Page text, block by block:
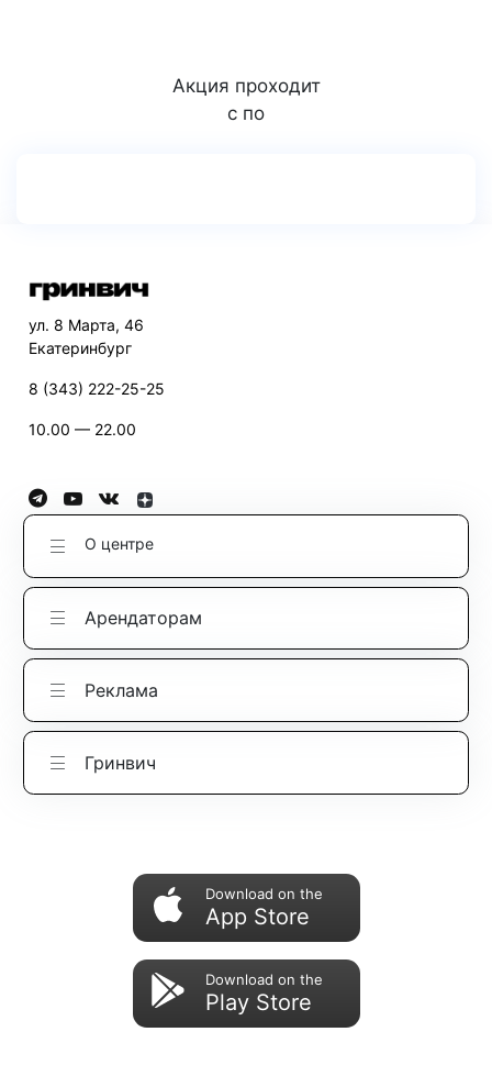
Акция проходит
с по
ул. 8 Марта, 46
Екатеринбург
8 (343) 222-25-25
10.00 — 22.00
О центре
Арендаторам
Реклама
Гринвич
Download on the
App Store
Download on the
Play Store